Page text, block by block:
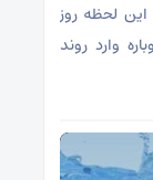
این لحظه روز
وارد روند